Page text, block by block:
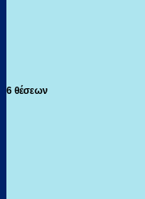
6 θέσεων